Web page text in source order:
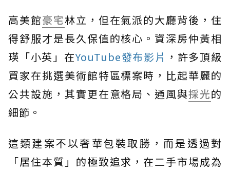
高美館豪宅林立，但在氣派的大廳背後，住
得舒服才是長久保值的核心。資深房仲黃相
瑛「小英」在YouTube發布影片 ，許多頂級
買家在挑選美術館特區標案時，比起華麗的
公共設施，其實更在意格局、通風與採光的
細節。
這類建案不以奢華包裝取勝，而是透過對
「居住本質」的極致追求，在二手市場成為